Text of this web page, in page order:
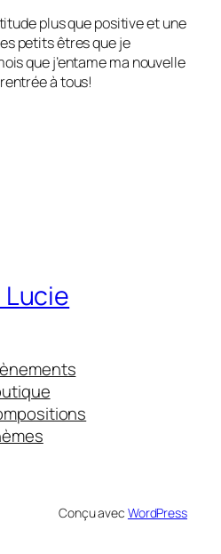
plus que positive et une
petits êtres que je
que j’entame ma nouvelle
à tous!
Lucie
Conçu avec WordPress